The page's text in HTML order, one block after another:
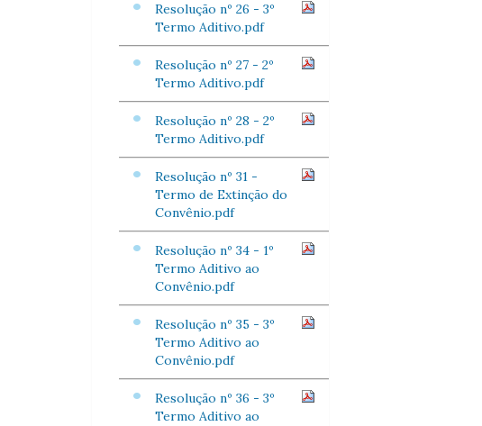
Resolução nº 26 - 3º
Termo Aditivo.pdf
Resolução nº 27 - 2º
Termo Aditivo.pdf
Resolução nº 28 - 2º
Termo Aditivo.pdf
Resolução nº 31 -
Termo de Extinção do
Convênio.pdf
Resolução nº 34 - 1º
Termo Aditivo ao
Convênio.pdf
Resolução nº 35 - 3º
Termo Aditivo ao
Convênio.pdf
Resolução nº 36 - 3º
Termo Aditivo ao